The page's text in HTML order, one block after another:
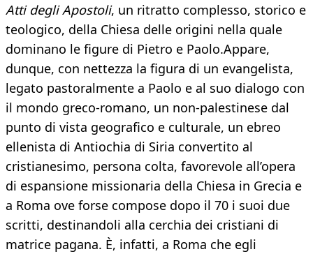
Atti degli Apostoli, un ritratto complesso, storico e
teologico, della Chiesa delle origini nella quale
dominano le figure di Pietro e Paolo.Appare,
dunque, con nettezza la figura di un evangelista,
legato pastoralmente a Paolo e al suo dialogo con
il mondo greco-romano, un non-palestinese dal
punto di vista geografico e culturale, un ebreo
ellenista di Antiochia di Siria convertito al
cristianesimo, persona colta, favorevole all’opera
di espansione missionaria della Chiesa in Grecia e
a Roma ove forse compose dopo il 70 i suoi due
scritti, destinandoli alla cerchia dei cristiani di
matrice pagana. È, infatti, a Roma che egli